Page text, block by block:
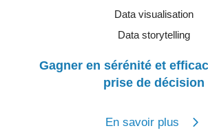
Data visualisation
Data storytelling
Gagner en sérénité et
prise de décision
En savoir plus